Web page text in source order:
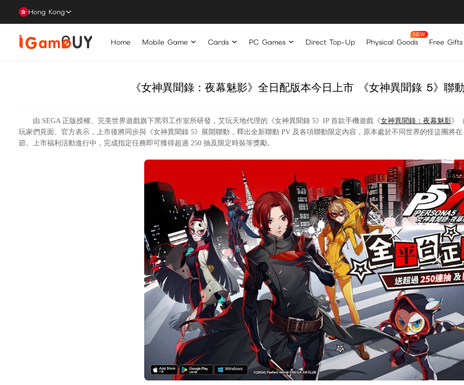
Hong Kong
Home Mobile Game Cards PC Games Direct Top-Up Physical Goods Free Gifts
《女神異聞錄：夜幕魅影》全日配版本今日上市 《女神異聞錄 5》聯
由 SEGA 正版授權、完美世界遊戲旗下黑羽工作室所研發，艾玩天地代理的《女神異聞錄 5》IP 首款手機遊戲《女神異聞錄：夜幕魅影》
玩家們見面。官方表示，上市後將同步與《女神異聞錄 5》展開聯動，釋出全新聯動 PV 及各項聯動限定內容，原本處於不同世界的怪盜團將
節。上市福利活動進行中，完成指定任務即可獲得超過 250 抽及限定時裝等獎勵。